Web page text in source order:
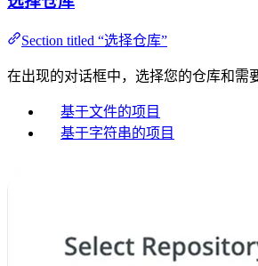
Section titled “选择仓库”
在出现的对话框中，选择您的仓库和需
基于文件的项目
基于字符串的项目